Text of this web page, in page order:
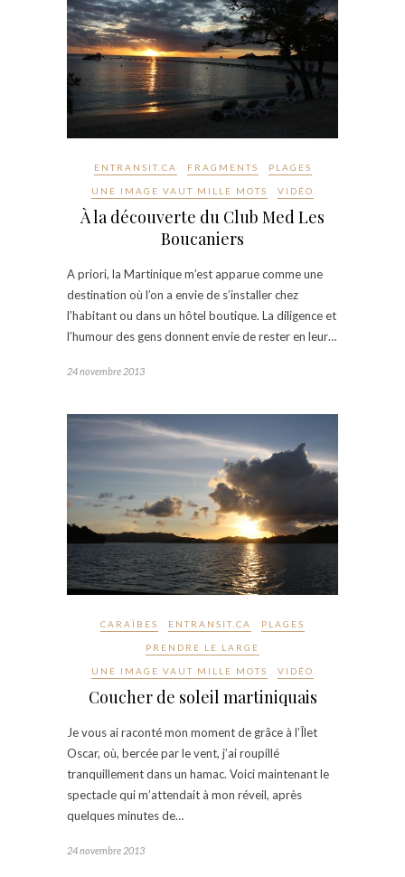
ENTRANSIT.CA FRAGMENTS PLAGES
UNE IMAGE VAUT MILLE MOTS VIDÉO
À la découverte du Club Med Les
Boucaniers
A priori, la Martinique m’est apparue comme une
destination où l’on a envie de s’installer chez
l’habitant ou dans un hôtel boutique. La diligence et
l’humour des gens donnent envie de rester en leur…
24 novembre 2013
CARAÏBES ENTRANSIT.CA PLAGES
PRENDRE LE LARGE
UNE IMAGE VAUT MILLE MOTS VIDÉO
Coucher de soleil martiniquais
Je vous ai raconté mon moment de grâce à l’Îlet
Oscar, où, bercée par le vent, j’ai roupillé
tranquillement dans un hamac. Voici maintenant le
spectacle qui m’attendait à mon réveil, après
quelques minutes de…
24 novembre 2013